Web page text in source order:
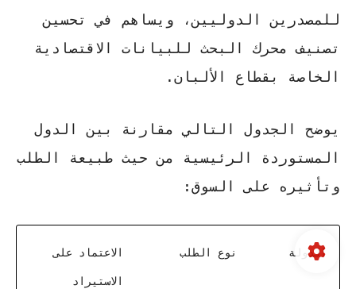
للمصدرين الدوليين، ويساهم في تحسين
تصنيف محرك البحث للبيانات الاقتصادية
الخاصة بقطاع الألبان.
يوضح الجدول التالي مقارنة بين الدول
المستوردة الرئيسية من حيث طبيعة الطلب
وتأثيره على السوق:
الدولة نوع الطلب الاعتماد على
الاستيراد